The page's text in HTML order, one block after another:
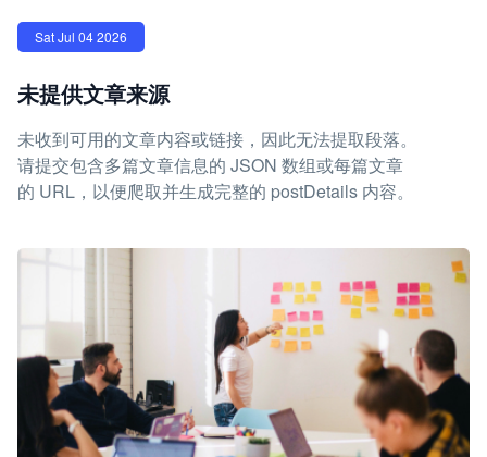
Sat Jul 04 2026
未提供文章来源
未收到可用的文章内容或链接，因此无法提取段落。
请提交包含多篇文章信息的 JSON 数组或每篇文章
的 URL，以便爬取并生成完整的 postDetails 内容。